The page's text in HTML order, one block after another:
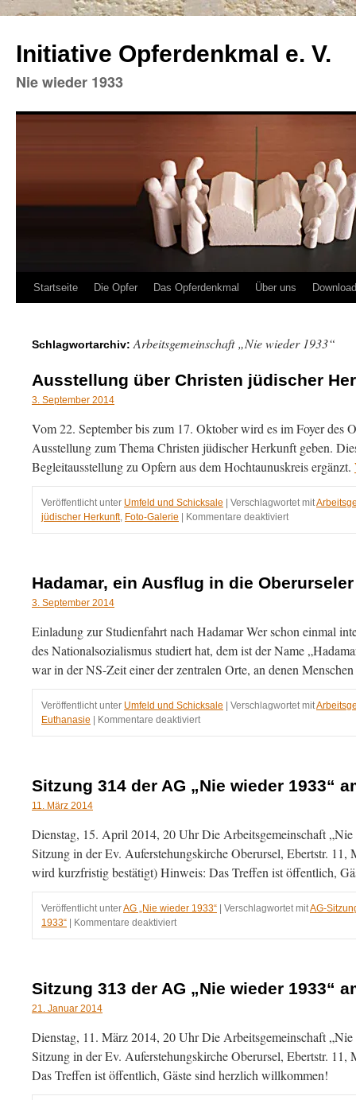
Initiative Opferdenkmal e. V.
Nie wieder 1933
Zum
springen
Startseite Die Opfer Das Opferdenkmal Über uns
Schlagwortarchiv: Arbeitsgemeinschaft „Nie wieder 1933“
Ausstellung über Christen jüdischer
3. September 2014
Vom 22. September bis zum 17. Oktober wird es im Foyer des
Ausstellung zum Thema Christen jüdischer Herkunft geben.
Begleitausstellung zu Opfern aus dem Hochtaunuskreis ergänzt.
Veröffentlicht unter Umfeld und Schicksale Verschlagwortet mit
jüdischer Herkunft, Foto-Galerie Kommentare deaktiviertfür
Ausstellung
Herkunft
Hadamar, ein Ausflug in die
3. September 2014
Einladung zur Studienfahrt nach Hadamar Wer schon einmal
des Nationalsozialismus studiert hat, dem ist der Name
war in der NS-Zeit einer der zentralen Orte, an denen
Veröffentlicht unter Umfeld und Schicksale Verschlagwortet mit
Euthanasie
Kommentare deaktiviertfür
Hadamar,
die
Sitzung 314 der AG „Nie wieder 1933“
11. März 2014
Dienstag, 15. April 2014, 20 Uhr Die Arbeitsgemeinschaft
Sitzung in der Ev. Auferstehungskirche Oberursel, Ebertstr.
wird kurzfristig bestätigt) Hinweis: Das Treffen ist öffentlich,
Veröffentlicht unterAG „Nie wieder 1933“ Verschlagwortet mitAG-
1933“
Kommentare deaktiviertfür
Sitzung
„Nie
am
15.04.2014
Sitzung 313 der AG „Nie wieder 1933“
21. Januar 2014
Dienstag, 11. März 2014, 20 Uhr Die Arbeitsgemeinschaft
Sitzung in der Ev. Auferstehungskirche Oberursel, Ebertstr.
Das Treffen ist öffentlich, Gäste sind herzlich willkommen!